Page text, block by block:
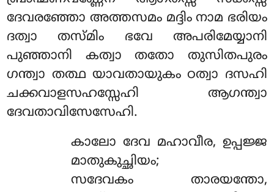
ദേവരഞ്ഞോ അത്തസമം മദ്ദിം നാമ ഭരിയം
ദത്വാ തസ്മിം ഭവേ അപരിമേയ്യാനി
പുഞ്ഞാനി കത്വാ തതോ തുസിതപുരം
ഗന്ത്വാ തത്ഥ യാവതായുകം ഠത്വാ ദസഹി
ചക്കവാളസഹസ്സേഹി ആഗന്ത്വാ
ദേവതാവിസേസേഹി.
കാലോ ദേവ മഹാവീര, ഉപ്പജ്ജ
മാതുകുച്ഛിയം;
സദേവകം താരയന്തോ,